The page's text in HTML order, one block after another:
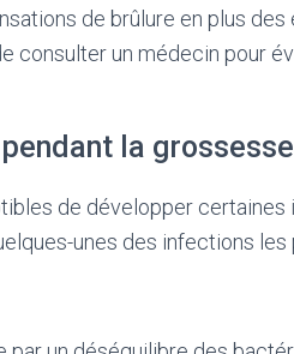
de brûlure en plus des
consulter un médecin pour
la grossesse
de développer certaines
unes des infections les